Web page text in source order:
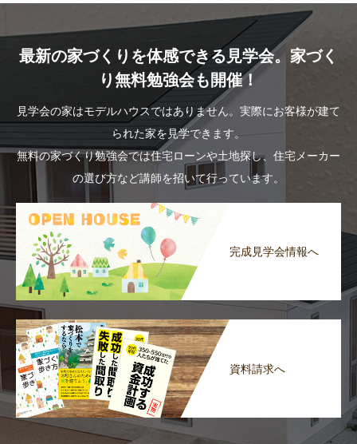
最新の家づくりを体感できる見学会。家づく
り無料勉強会も開催！
見学会の家はモデルハウスではありません。実際にお客様が建て
られた家を見学できます。
無料の家づくり勉強会では住宅ローンや土地探し、住宅メーカー
の選び方など講師を招いて行っています。
完成見学会情報へ
資料請求へ